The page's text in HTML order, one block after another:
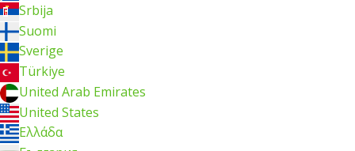
Srbija
Suomi
Sverige
Türkiye
United Arab Emirates
United States
Ελλάδα